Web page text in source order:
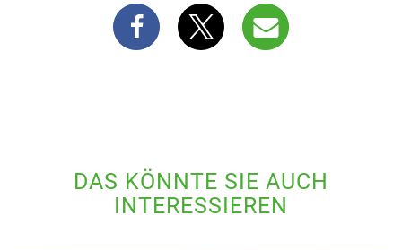
DAS KÖNNTE SIE AUCH
INTERESSIEREN